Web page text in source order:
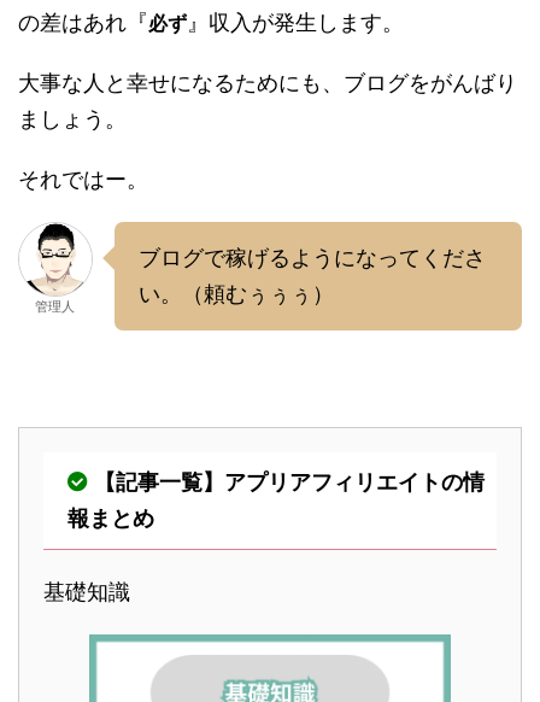
の差はあれ『必ず 』収入が発生します。
大事な人と幸せになるためにも、ブログをがんばり
ましょう。
それではー。
管理人
ブログで稼げるようになってくださ
い。（頼むぅぅぅ）
【記事一覧】アプリアフィリエイトの情
報まとめ
基礎知識